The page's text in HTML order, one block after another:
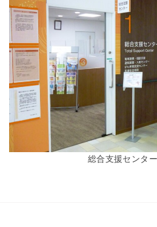
総合支援センタ